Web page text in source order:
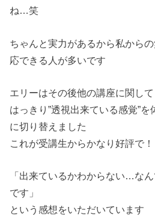
ね…笑
ちゃんと実力があるから私から
応できる人が多いです
エリーはその後他の講座に関して
はっきり”透視出来ている感覚”
に切り替えました
これが受講生からかなり好評で！
「出来ているかわからない…な
です」
という感想をいただいています